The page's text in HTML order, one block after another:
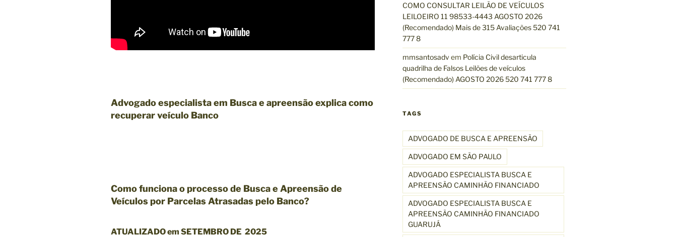
Advogado especialista em Busca e apreensão explica como
recuperar veículo Banco
Como funciona oprocesso de Busca e Apreensão de
Veículos por Parcelas Atrasadas pelo Banco?
ATUALIZADO em SETEMBRO DE 2025
COMO CONSULTAR LEILÃO DE VEÍCULOS
LEILOEIRO 11 98533-4443 AGOSTO 2026
(Recomendado) Mais de 315 Avaliações 520 741
777 8
mmsantosadv em Polícia Civil desarticula
quadrilha de Falsos Leilões de veículos
(Recomendado) AGOSTO 2026 520 741 777 8
TAGS
ADVOGADO DE BUSCA E APREENSÃO
ADVOGADO EM SÃO PAULO
ADVOGADO ESPECIALISTA BUSCA E
APREENSÃO CAMINHÃO FINANCIADO
ADVOGADO ESPECIALISTA BUSCA E
APREENSÃO CAMINHÃO FINANCIADO
GUARUJÁ